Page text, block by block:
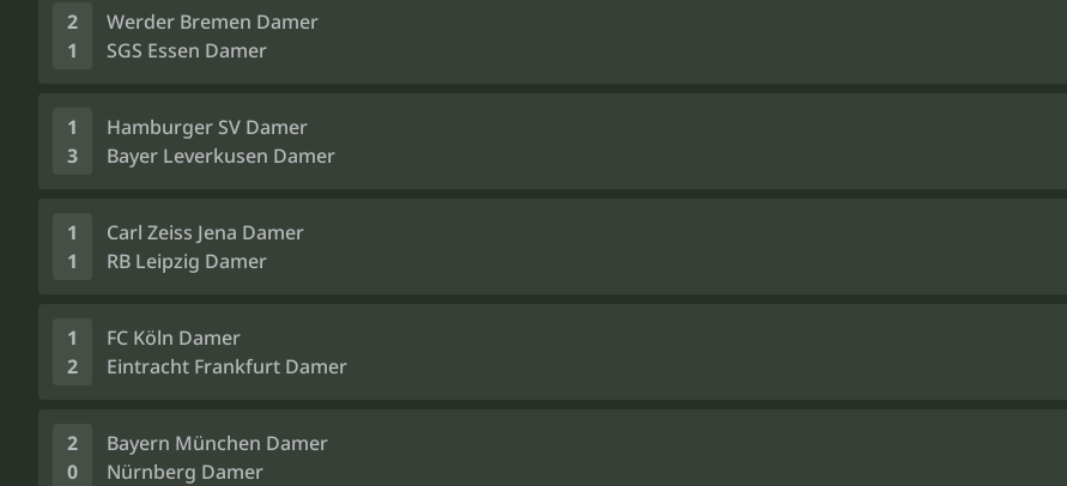
2
1
Werder Bremen Damer
SGS Essen Damer
1
3
Hamburger SV Damer
Bayer Leverkusen Damer
1
1
Carl Zeiss Jena Damer
RB Leipzig Damer
1
2
FC Köln Damer
Eintracht Frankfurt Damer
2
0
Bayern München Damer
Nürnberg Damer